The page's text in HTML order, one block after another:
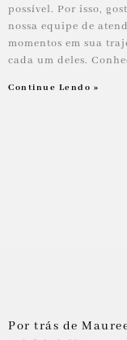
possível. Por isso,
nossa equipe de
momentos em sua
cada um deles.
Continue Lendo »
Por trás de